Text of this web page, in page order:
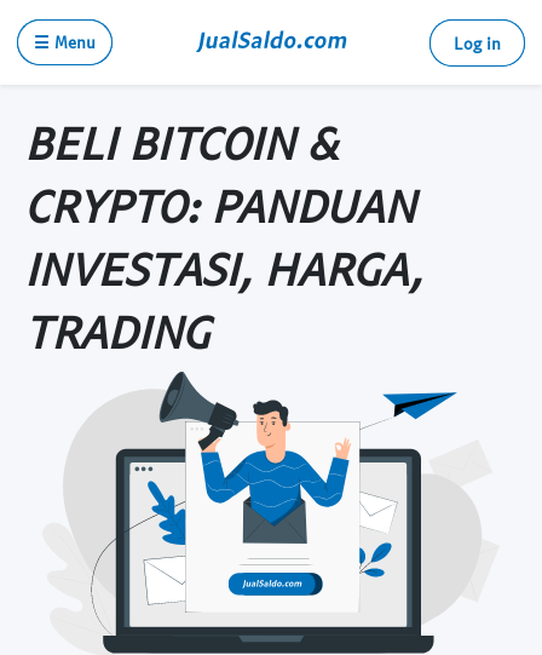
☰ Menu Log in
BELI BITCOIN &
CRYPTO: PANDUAN
INVESTASI, HARGA,
TRADING